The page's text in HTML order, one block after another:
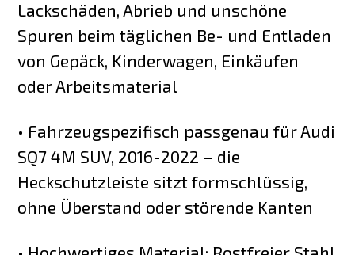
Lackschäden, Abrieb und unschöne
Spuren beim täglichen Be- und Entladen
von Gepäck, Kinderwagen, Einkäufen
oder Arbeitsmaterial
• Fahrzeugspezifisch passgenau für Audi
SQ7 4M SUV, 2016-2022 – die
Heckschutzleiste sitzt formschlüssig,
ohne Überstand oder störende Kanten